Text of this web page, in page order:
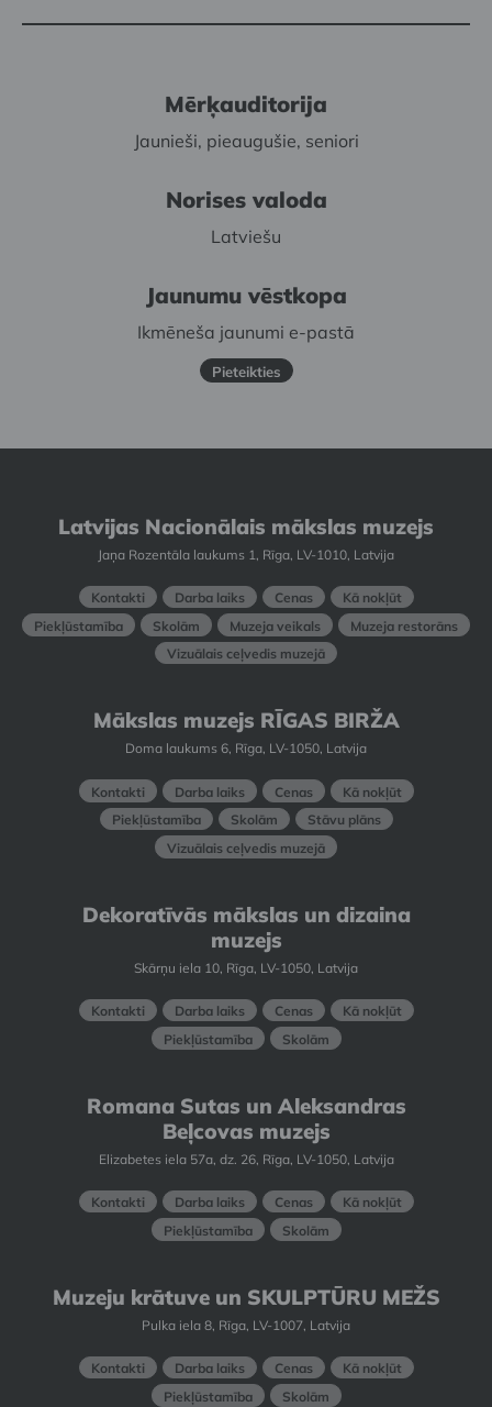
Mērķauditorija
Jaunieši, pieaugušie, seniori
Norises valoda
Latviešu
Jaunumu vēstkopa
Ikmēneša jaunumi e-pastā
Pieteikties
Latvijas Nacionālais mākslas muzejs
Jaņa Rozentāla laukums 1, Rīga, LV-1010, Latvija
Kontakti Darba laiks Cenas
Kā nokļūt
Piekļūstamība
Skolām Muzeja veikals
Muzeja restorāns
Vizuālais ceļvedis muzejā
Mākslas muzejs RĪGAS BIRŽA
Doma laukums 6, Rīga, LV-1050, Latvija
Kontakti Darba laiks Cenas
Kā nokļūt
Piekļūstamība
Skolām
Stāvu plāns
Vizuālais ceļvedis muzejā
Dekoratīvās mākslas un dizaina
muzejs
Skārņu iela 10, Rīga, LV-1050, Latvija
Kontakti Darba laiks Cenas
Kā nokļūt
Piekļūstamība
Skolām
Romana Sutas un Aleksandras
Beļcovas muzejs
Elizabetes iela 57a, dz. 26, Rīga, LV-1050, Latvija
Kontakti Darba laiks Cenas
Kā nokļūt
Piekļūstamība
Skolām
Muzeju krātuve un SKULPTŪRU MEŽS
Pulka iela 8, Rīga, LV-1007, Latvija
Kontakti Darba laiks Cenas
Kā nokļūt
Piekļūstamība
Skolām